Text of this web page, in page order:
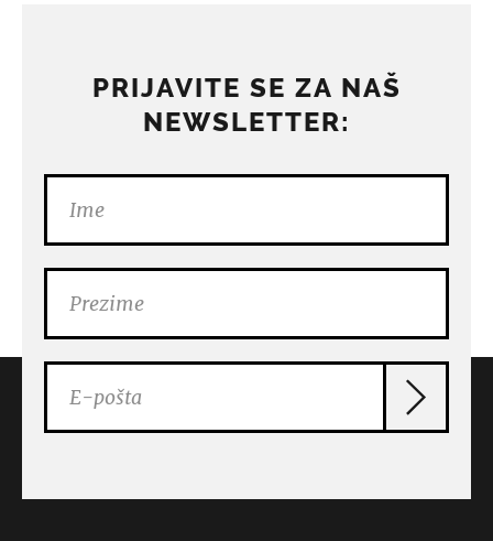
PRIJAVITE SE ZA NAŠ
NEWSLETTER: